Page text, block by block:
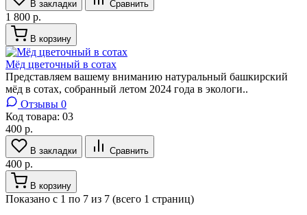
В закладки Сравнить
1 800 р.
В корзину
Мёд цветочный в сотах
Представляем вашему вниманию натуральный башкирский
мёд в сотах, собранный летом 2024 года в экологи..
Отзывы 0
Код товара: 03
400 р.
В закладки Сравнить
400 р.
В корзину
Показано с 1 по 7 из 7 (всего 1 страниц)